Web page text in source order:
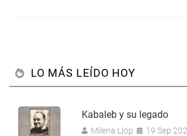
LO MÁS LEÍDO HOY
Kabaleb y su legado
Milena Llop 19 Sep